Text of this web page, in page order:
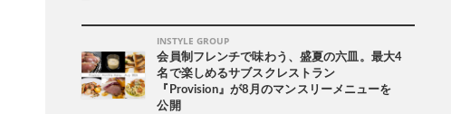
INSTYLE GROUP
会員制フレンチで味わう、盛夏の六皿。最大4
名で楽しめるサブスクレストラン
『Provision』が8月のマンスリーメニューを
公開